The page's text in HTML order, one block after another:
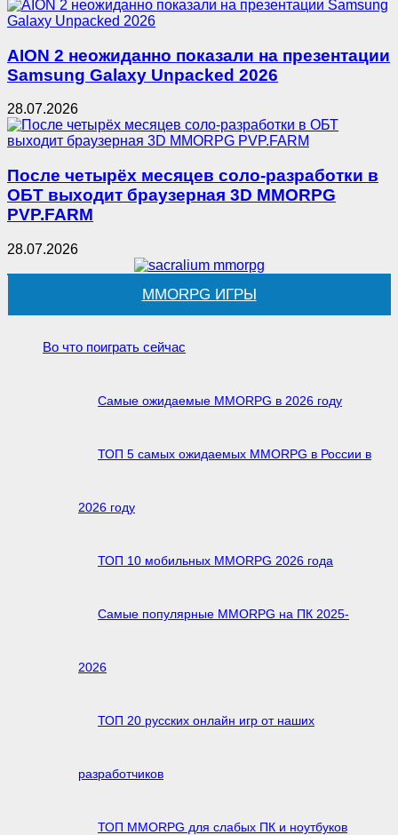
AION 2 неожиданно показали на презентации
Samsung Galaxy Unpacked 2026
28.07.2026
После четырёх месяцев соло-разработки в
ОБТ выходит браузерная 3D MMORPG
PVP.FARM
28.07.2026
MMORPG ИГРЫ
Во что поиграть сейчас
Самые ожидаемые MMORPG в 2026 году
ТОП 5 самых ожидаемых MMORPG в России в
2026 году
ТОП 10 мобильных MMORPG 2026 года
Самые популярные MMORPG на ПК 2025-
2026
ТОП 20 русских онлайн игр от наших
разработчиков
ТОП MMORPG для слабых ПК и ноутбуков